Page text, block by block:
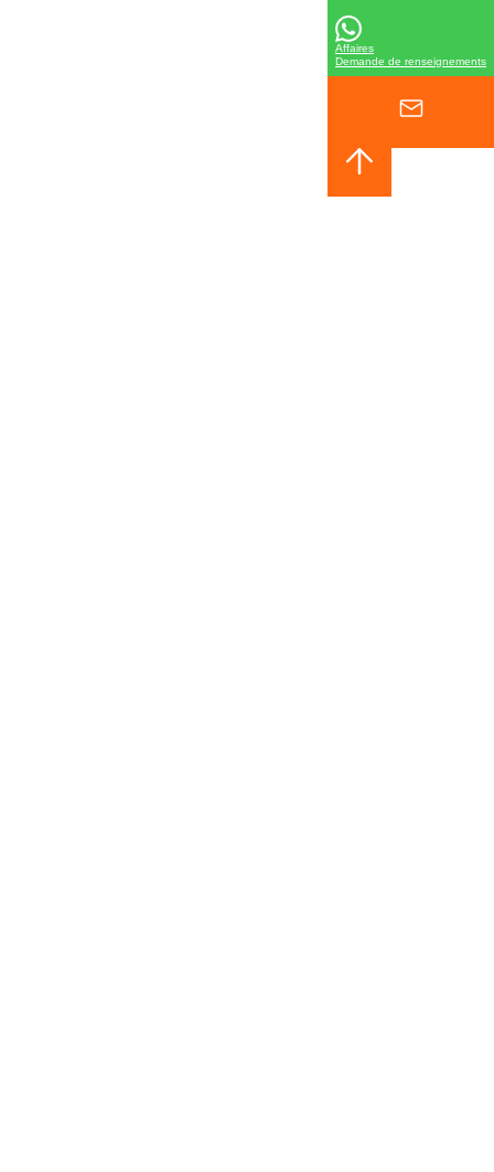
Affaires
Demande de renseignements